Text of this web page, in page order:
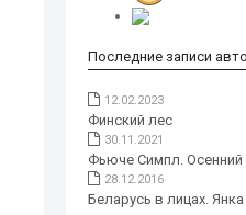
Последние записи
12.02.2023
Финский лес
30.11.2021
Фьюче Симпл. Осенний
28.12.2016
Беларусь в лицах.